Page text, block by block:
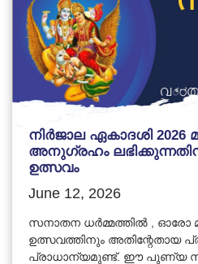
നിർജാല ഏകാദശി 2026
അനുഗ്രഹം
ഉത്സവം
June 12, 2026
സനാതന ധർമ്മത്തിൽ , ഓരോ
ഉത്സവത്തിനും അതിന്റേതായ
പ്രാധാന്യമുണ്ട്. ഈ പുണ്യ